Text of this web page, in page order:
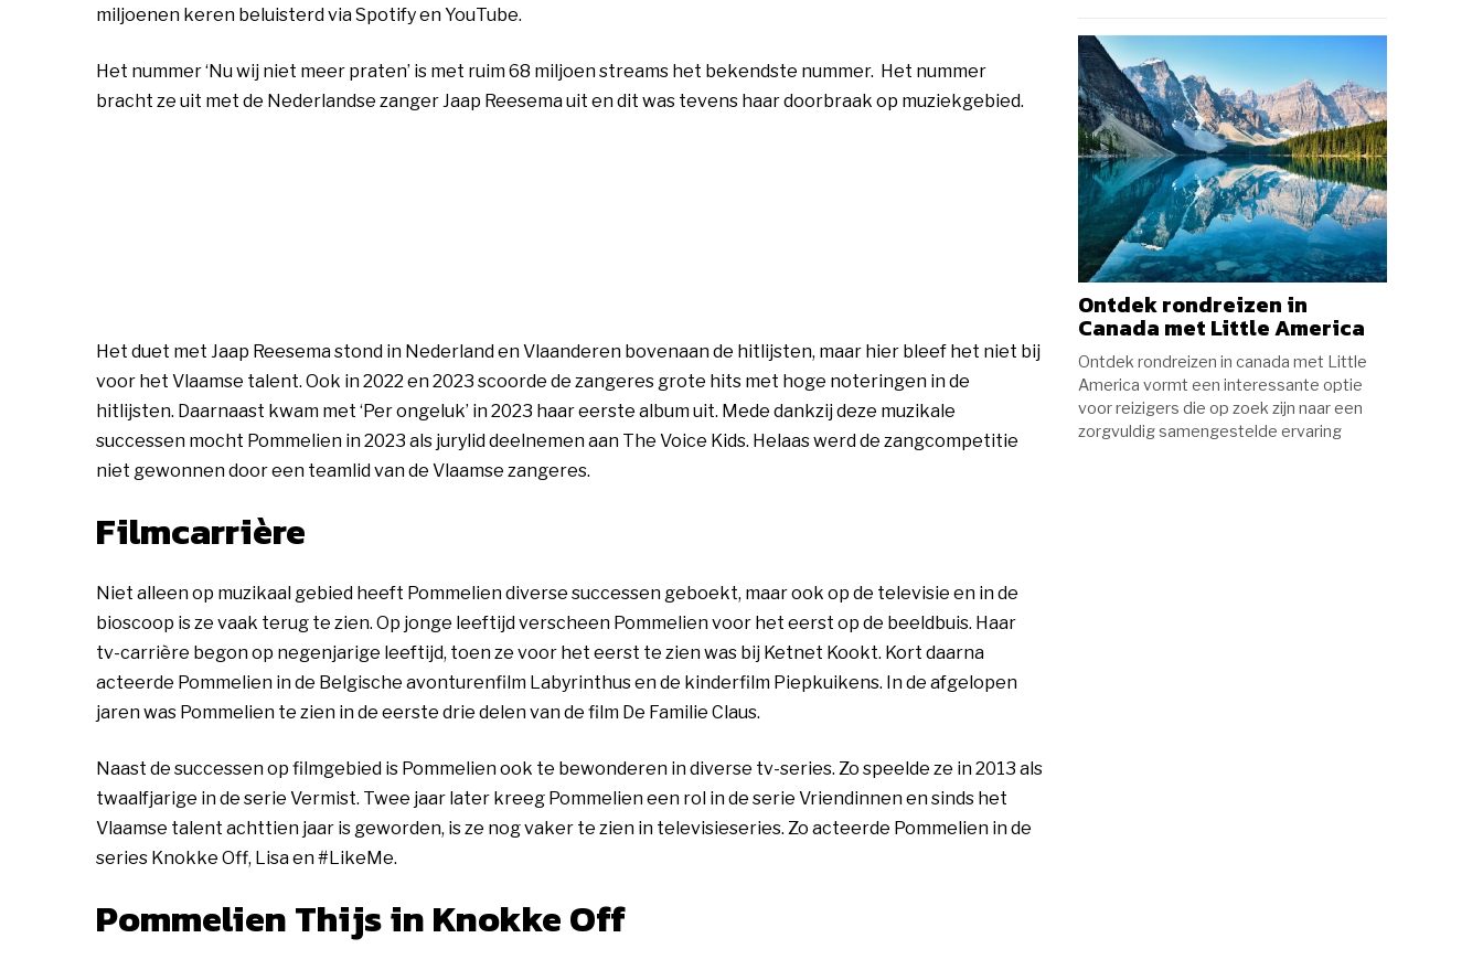
miljoenen keren beluisterd via Spotify en YouTube.
Het nummer ‘Nu wij niet meer praten’ is met ruim 68 miljoen streams het bekendste nummer. Het nummer
bracht ze uit met de Nederlandse zanger Jaap Reesema uit en dit was tevens haar doorbraak op muziekgebied.
Het duet met Jaap Reesema stond in Nederland en Vlaanderen bovenaan de hitlijsten, maar hier bleef het niet bij
voor het Vlaamse talent. Ook in 2022 en 2023 scoorde de zangeres grote hits met hoge noteringen in de
hitlijsten. Daarnaast kwam met ‘Per ongeluk’ in 2023 haar eerste album uit. Mede dankzij deze muzikale
successen mocht Pommelien in 2023 als jurylid deelnemen aan The Voice Kids. Helaas werd de zangcompetitie
niet gewonnen door een teamlid van de Vlaamse zangeres.
Filmcarrière
Niet alleen op muzikaal gebied heeft Pommelien diverse successen geboekt, maar ook op de televisie en in de
bioscoop is ze vaak terug te zien. Op jonge leeftijd verscheen Pommelien voor het eerst op de beeldbuis. Haar
tv-carrière begon op negenjarige leeftijd, toen ze voor het eerst te zien was bij Ketnet Kookt. Kort daarna
acteerde Pommelien in de Belgische avonturenfilm Labyrinthus en de kinderfilm Piepkuikens. In de afgelopen
jaren was Pommelien te zien in de eerste drie delen van de film De Familie Claus.
Naast de successen op filmgebied is Pommelien ook te bewonderen in diverse tv-series. Zo speelde ze in 2013 als
twaalfjarige in de serie Vermist. Twee jaar later kreeg Pommelien een rol in de serie Vriendinnen en sinds het
Vlaamse talent achttien jaar is geworden, is ze nog vaker te zien in televisieseries. Zo acteerde Pommelien in de
series Knokke Off, Lisa en #LikeMe.
Pommelien Thijs in Knokke Off
Ontdek rondreizen in
Canada met Little America
Ontdek rondreizen in canada met Little
America vormt een interessante optie
voor reizigers die op zoek zijn naar een
zorgvuldig samengestelde ervaring